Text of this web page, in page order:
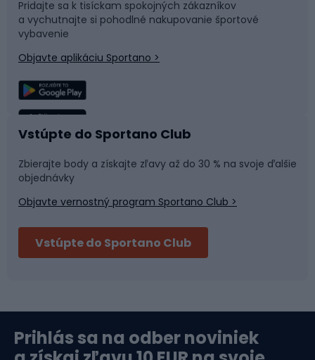
Časti bicyklov
Rybolov
Športová medicína
Bushcraft
Bikepacking
Orientačný beh
Snowboard
Plávanie
Tímové športy
Fitness a posilňovňa
Cyklistické prilby
Lyžovanie
Pridajte sa k tisíckam spokojných zákazníkov
a vychutnajte si pohodlné nakupovanie športové
vybavenie
Objavte aplikáciu Sportano >
Vstúpte do Sportano Club
Zbierajte body a získajte zľavy až do 30 % na svoje ďalšie
objednávky
Objavte vernostný program Sportano Club >
Vstúpte do Sportano Club
Prihlás sa na odber noviniek